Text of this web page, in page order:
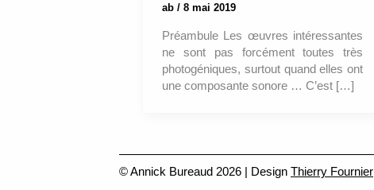
ab / 8 mai 2019
Préambule Les œuvres intéressantes
ne sont pas forcément toutes très
photogéniques, surtout quand elles ont
une composante sonore … C’est […]
© Annick Bureaud 2026 | Design Thierry Fournier